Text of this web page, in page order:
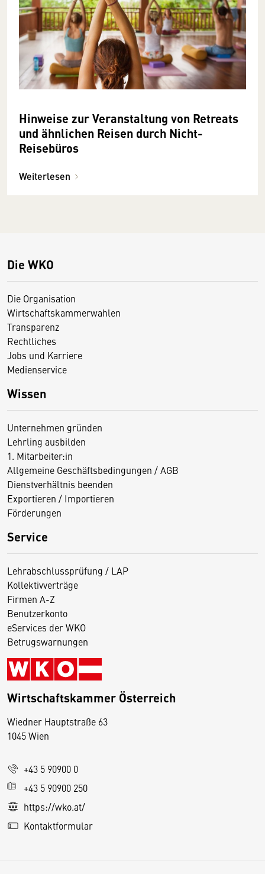
Hinweise zur Veranstaltung von Retreats
und ähnlichen Reisen durch Nicht-
Reisebüros
Weiterlesen
Die WKO
Die Organisation
Wirtschaftskammerwahlen
Transparenz
Rechtliches
Jobs und Karriere
Medienservice
Wissen
Unternehmen gründen
Lehrling ausbilden
1. Mitarbeiter:in
Allgemeine Geschäftsbedingungen / AGB
Dienstverhältnis beenden
Exportieren / Importieren
Förderungen
Service
Lehrabschlussprüfung / LAP
Kollektivverträge
Firmen A-Z
Benutzerkonto
eServices der WKO
Betrugswarnungen
Wirtschaftskammer Österreich
Wiedner Hauptstraße 63
1045 Wien
+43 5 90900 0
+43 5 90900 250
https://wko.at/
Kontaktformular
D
s
e
S
e